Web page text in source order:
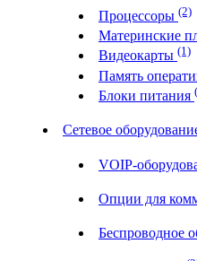
Процессоры (2)
Материнские
Видеокарты (1)
Память
Блоки питания
Сетевое
VOIP-
Опции для
Беспроводное